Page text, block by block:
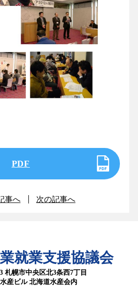
PDF
事へ 次の記事へ
就業支援協議会
札幌市中央区北3条西7丁目
産ビル 北海道水産会内